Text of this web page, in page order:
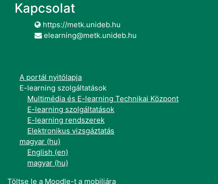
Kapcsolat
https://metk.unideb.hu
elearning@metk.unideb.hu
A portál nyitólapja
E-learning szolgáltatások
Multimédia és E-learning Technikai Központ
E-learning szolgáltatások
E-learning rendszerek
Elektronikus vizsgáztatás
magyar ‎(hu)‎
English ‎(en)‎
magyar ‎(hu)‎
Töltse le a Moodle-t a mobiljára